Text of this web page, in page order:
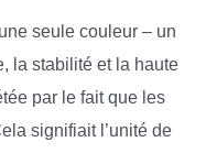
seule couleur – un
la stabilité et la haute
par le fait que les
signifiait l’unité de